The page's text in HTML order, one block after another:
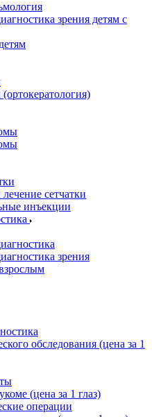
зрения детям c
сетчатки
инъекции
зрения
обследования (цена за 1
(цена за 1 глаз)
операции